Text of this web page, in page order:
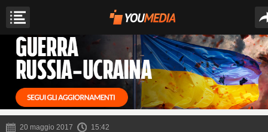
20 maggio 2017 15:42